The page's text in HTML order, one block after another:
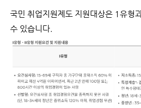
국민 취업지원제도 지원대상은 1유형
수 있습니다.